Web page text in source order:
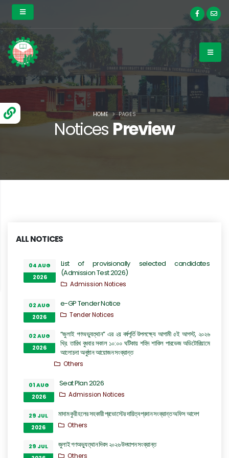
Notices Preview
HOME PAGES
ALL NOTICES
04 AUG
2026
List of provisionally selected candidates
(Admission Test 2026)
Admission Notices
02 AUG
2026
e-GP Tender Notice
Tender Notices
02 AUG
2026
“জুলাই গণঅভ্যুত্থান” এর ২য় বর্ষপূর্তি উপলক্ষ্যে আগামী ৫ই আগস্ট, ২০২৬
খ্রি. তারিখ বুধবার সকাল ১০:০০ ঘটিকায় শহিদ শাকিল পারভেজ অডিটোরিয়ামে
আলোচনা অনুষ্ঠান আয়োজন সংক্রান্ত
Others
01 AUG
2026
Seat Plan 2026
Admission Notices
29 JUL
2026
মাদাম কুরী হলের সহকারী প্রভোস্টের দায়িত্ব প্রদান সংক্রান্ত অফিস আদেশ
Others
29 JUL
জুলাই গণঅভ্যুত্থান দিবস ২০২৬ উদযাপন সংক্রান্ত
Others